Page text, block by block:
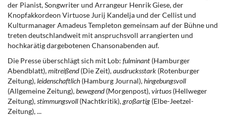
der Pianist, Songwriter und Arrangeur Henrik Giese, der
Knopfakkordeon Virtuose Jurij Kandelja und der Cellist und
Kulturmanager Amadeus Templeton gemeinsam auf der Bühne und
treten deutschlandweit mit anspruchsvoll arrangierten und
hochkarätig dargebotenen Chansonabenden auf.
Die Presse überschlägt sich mit Lob: fulminant (Hamburger
Abendblatt),mitreißend(Die Zeit),ausdrucksstark (Rotenburger
Zeitung),leidenschaftlich (Hamburg Journal),hingebungsvoll
(Allgemeine Zeitung),bewegend(Morgenpost),virtuos (Hellweger
Zeitung),stimmungsvoll (Nachtkritik),großartig (Elbe-Jeetzel-
Zeitung), ...